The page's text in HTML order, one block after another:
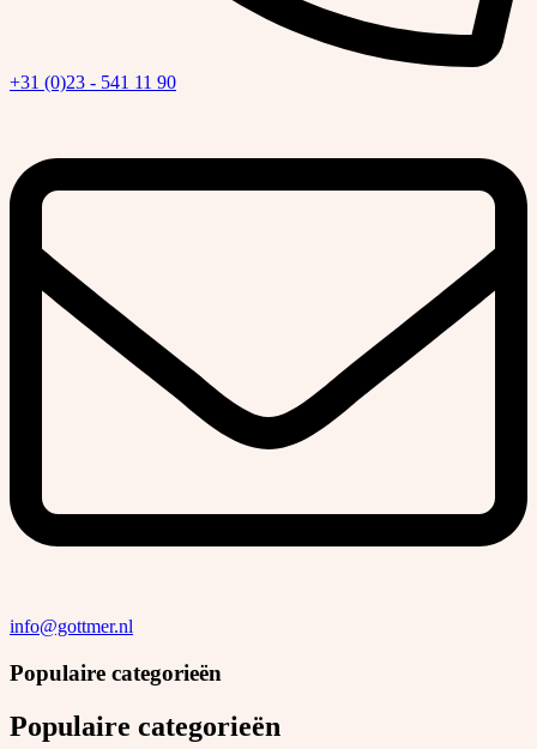
+31 (0)23 - 541 11 90
info@gottmer.nl
Populaire categorieën
Populaire categorieën